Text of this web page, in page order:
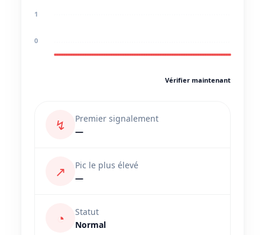
1
0
Vérifier maintenant
↯
Premier signalement
—
↗
Pic le plus élevé
—
◔
Statut
Normal